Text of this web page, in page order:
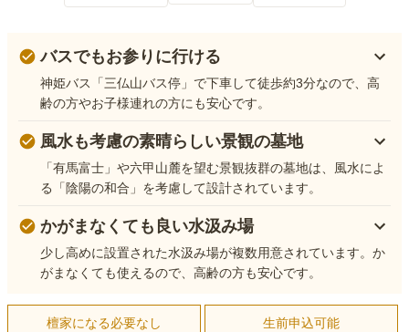
バスでもお参りに行ける
神姫バス「三仏山バス停」で下車して徒歩約3分なので、高
齢の方やお子様連れの方にも安心です。
風水も考慮の素晴らしい景観の墓地
「有馬富士」や六甲山麓を望む景観抜群の墓地は、風水によ
る「陰陽の和合」を考慮して設計されています。
かがまなくても良い水汲み場
少し高めに設置された水汲み場が複数用意されています。か
がまなくても使えるので、高齢の方も安心です。
檀家になる必要なし 生前申込可能